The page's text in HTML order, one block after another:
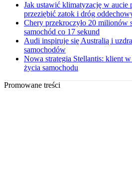
Jak ustawić klimatyzację w aucie
przeziębić zatok i dróg
Chery przekroczyło 20 milionów
samochód co 17 sekund
Audi inspiruje się Australią i
samochodów
Nowa strategia Stellantis: klient
życia samochodu
Promowane treści